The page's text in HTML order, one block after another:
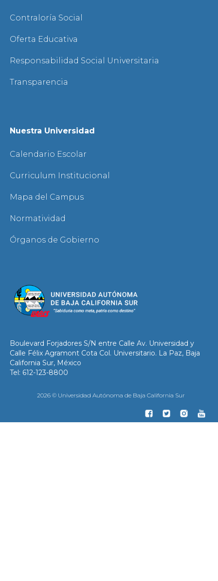
Contraloría Social
Oferta Educativa
Responsabilidad Social Universitaria
Transparencia
Nuestra Universidad
Calendario Escolar
Curriculum Institucional
Mapa del Campus
Normatividad
Órganos de Gobierno
Boulevard Forjadores S/N entre Calle Av. Universidad y
Calle Félix Agramont Cota Col. Universitario. La Paz, Baja
California Sur, México
Tel: 612-123-8800
2026 © Universidad Autónoma de Baja California Sur